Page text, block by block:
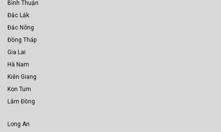
Bình Thuận
Đắc Lắk
Đắc Nông
Đồng Tháp
Gia Lai
Hà Nam
Kiên Giang
Kon Tum
Lâm Đồng
Long An